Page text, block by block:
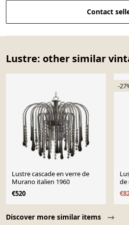
Contact
Lustre: other similar
Discover more similar items
Lustre cascade en verre de
Murano italien 1960
€520
-
de